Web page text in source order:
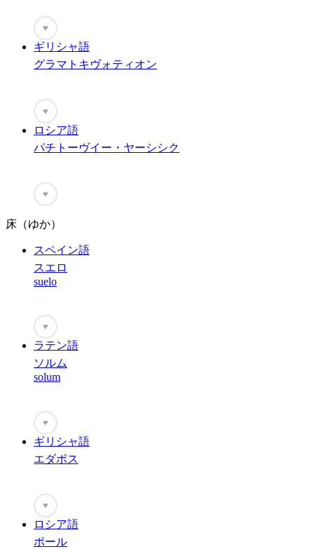
♥
ギリシャ語
グラマトキヴォティオン
♥
ロシア語
パチトーヴイー・ヤーシシク
♥
床（ゆか）
スペイン語
スエロ
suelo
♥
ラテン語
ソルム
solum
♥
ギリシャ語
エダボス
♥
ロシア語
ポール